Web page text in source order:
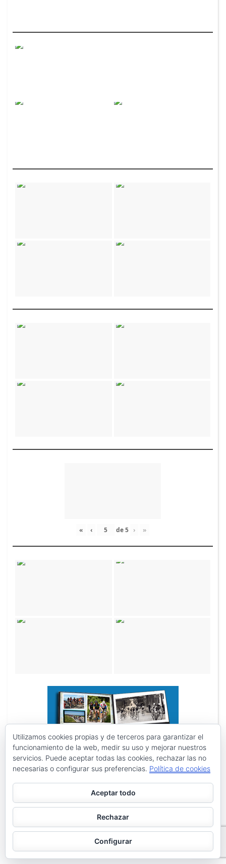
« ‹ de5 › »
Utilizamos cookies propias y de terceros para garantizar el
funcionamiento de la web, medir su uso y mejorar nuestros
servicios. Puede aceptar todas las cookies, rechazar las no
necesarias o configurar sus preferencias. Política de cookies
Aceptar todo
Rechazar
Configurar